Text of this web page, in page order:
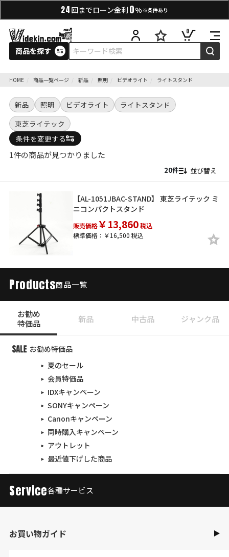
24 回までローン金利 0% ※条件あり
商品を探す
0
HOME 商品一覧ページ 新品 照明 ビデオライト ライトスタンド
新品 照明 ビデオライト
ライトスタンド
東芝ライテック
条件を変更する
1件の商品が見つかりました
並び替え
【AL-1051JBAC-STAND】 東芝ライテック ミ
ニコンパクトスタンド
販売価格￥13,860税込
標準価格：￥16,500 税込
Products商品一覧
お勧め
特価品
新品 中古品 ジャンク品
お勧め特価品
夏のセール
会員特価品
IDXキャンペーン
SONYキャンペーン
Canonキャンペーン
同時購入キャンペーン
アウトレット
最近値下げした商品
Service各種サービス
お買い物ガイド